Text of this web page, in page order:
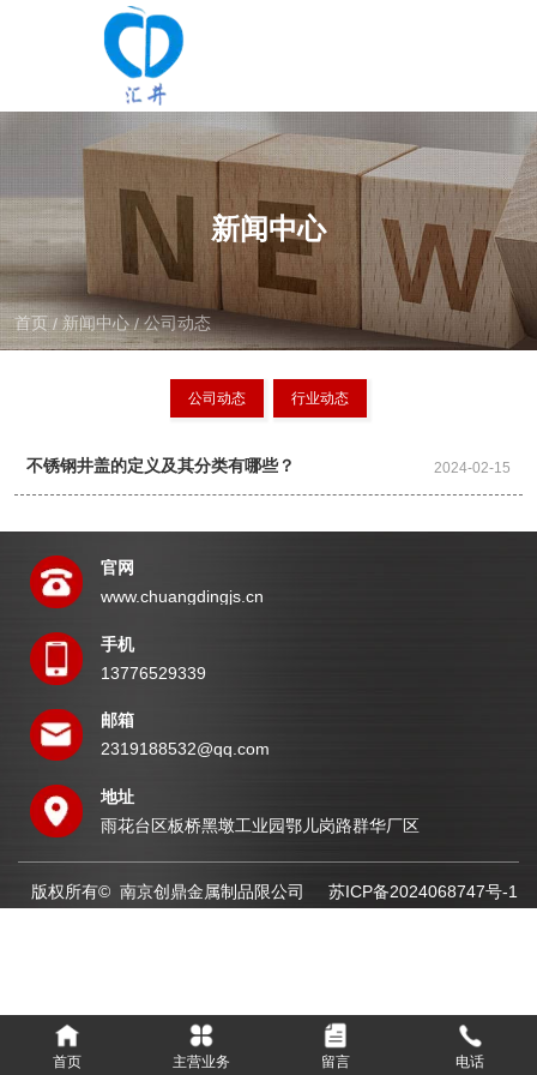
新闻中心
首页 / 新闻中心 /公司动态
公司动态 行业动态
2024-02-15
不锈钢井盖的定义及其分类有哪些？
官网
www.chuangdingjs.cn
手机
13776529339
邮箱
2319188532@qq.com
地址
雨花台区板桥黑墩工业园鄂儿岗路群华厂区
版权所有© 南京创鼎金属制品限公司 苏ICP备2024068747号-1
首页 主营业务 留言 电话